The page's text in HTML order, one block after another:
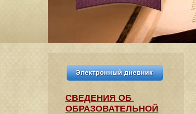
СВЕДЕНИЯ​ ОБ
ОБРАЗОВАТЕЛЬНОЙ